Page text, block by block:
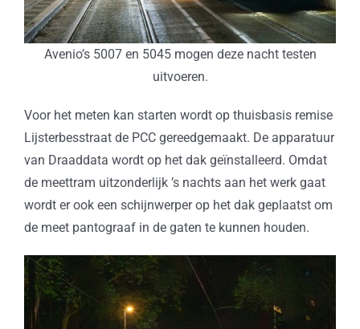
Avenio’s 5007 en 5045 mogen deze nacht testen
uitvoeren.
Voor het meten kan starten wordt op thuisbasis remise
Lijsterbesstraat de PCC gereedgemaakt. De apparatuur
van Draaddata wordt op het dak geïnstalleerd. Omdat
de meettram uitzonderlijk ’s nachts aan het werk gaat
wordt er ook een schijnwerper op het dak geplaatst om
de meet pantograaf in de gaten te kunnen houden.